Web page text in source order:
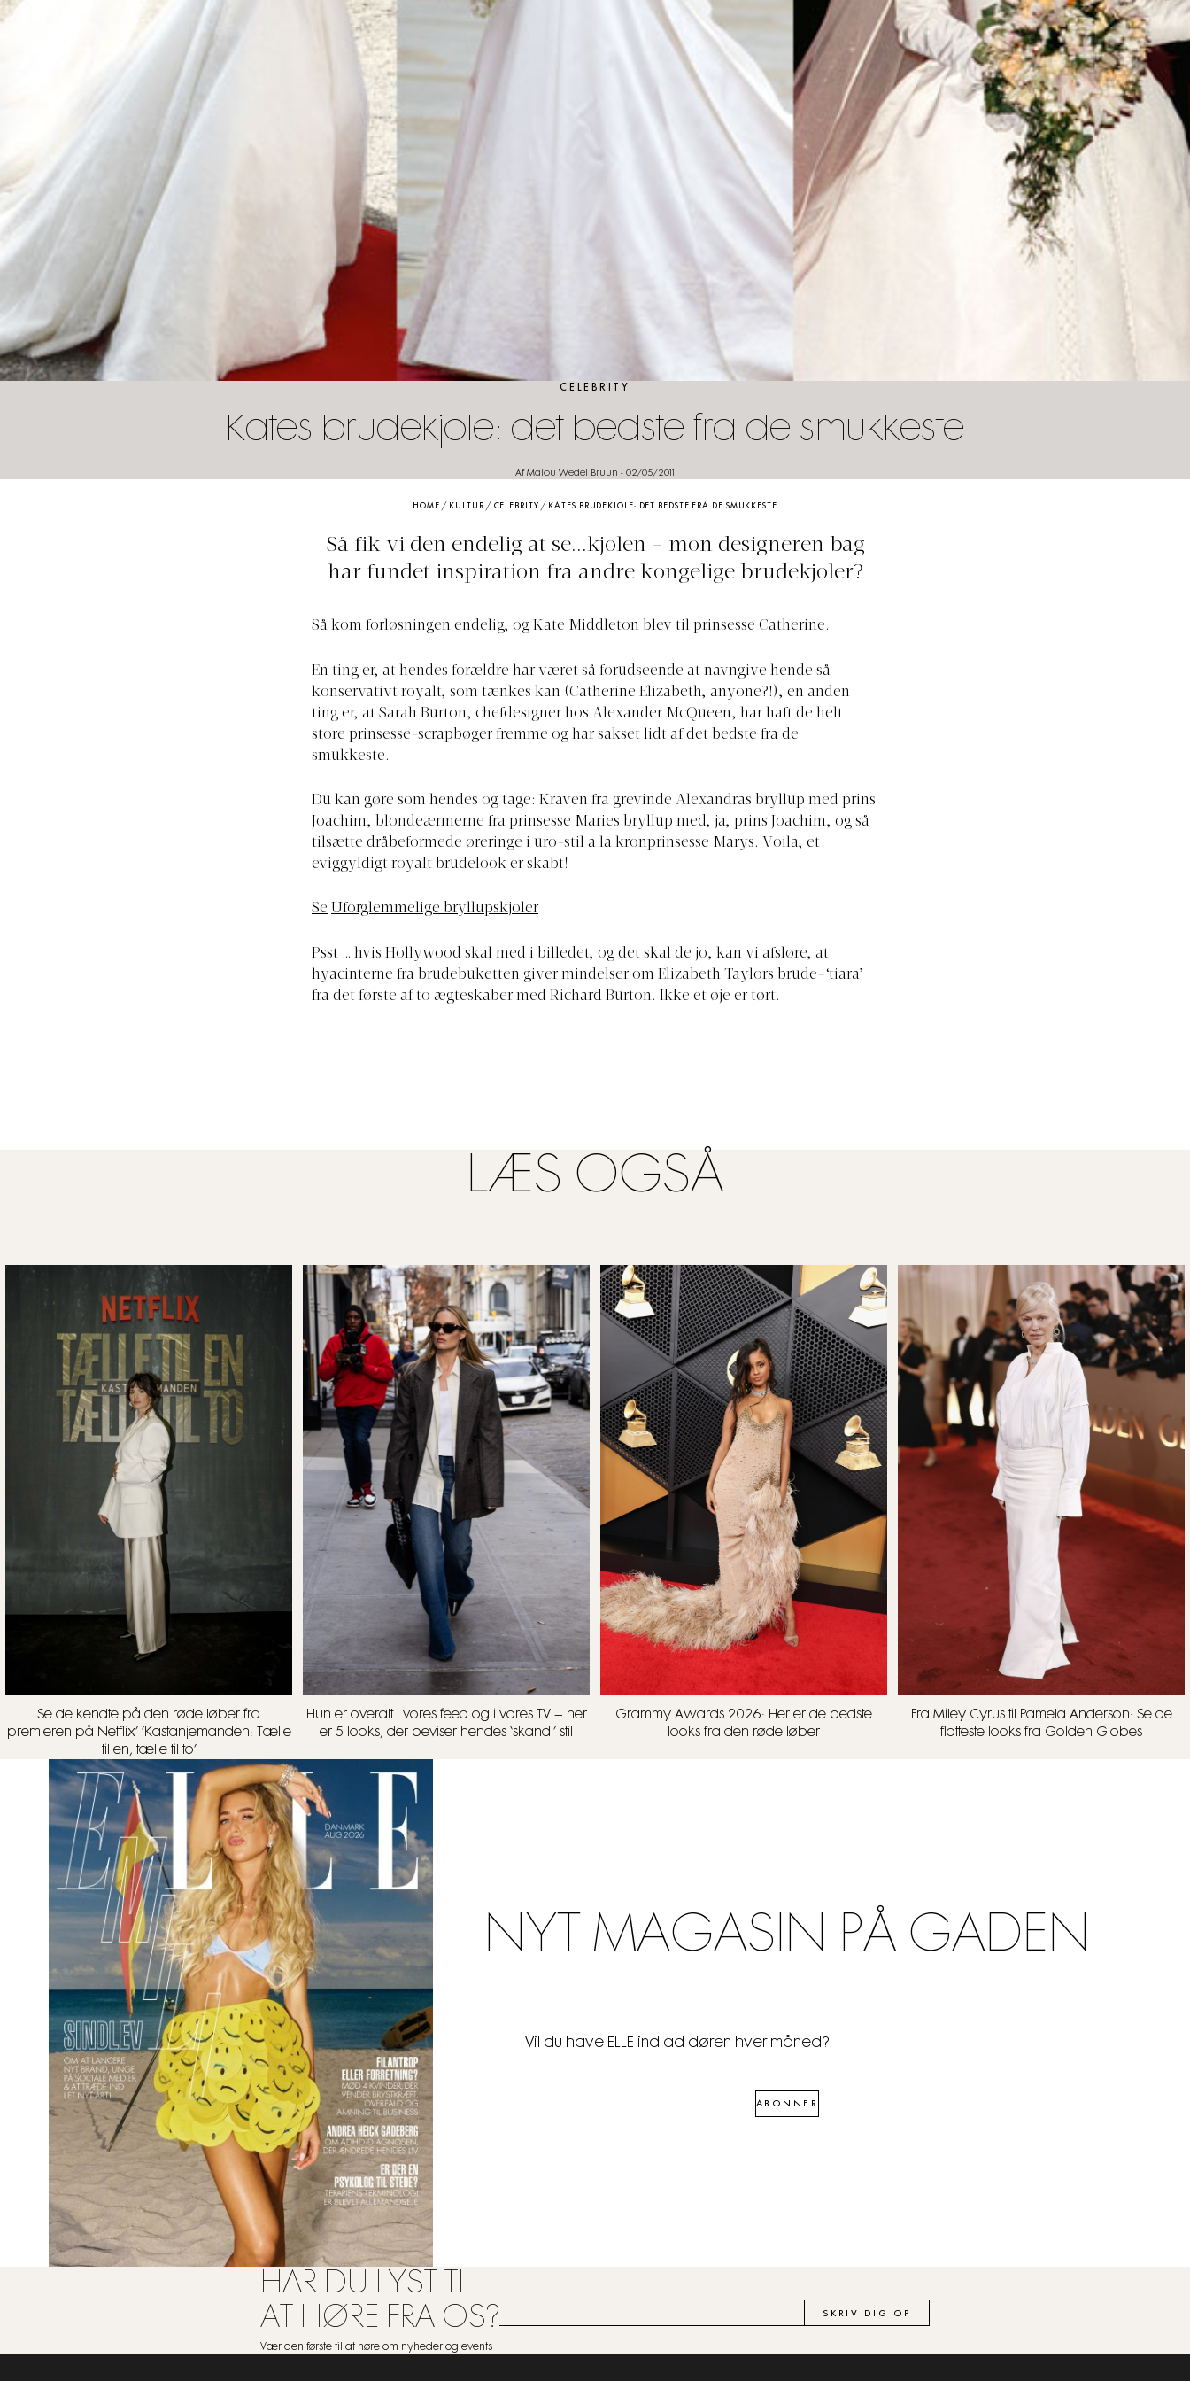
CELEBRITY
Kates brudekjole: det bedste fra de smukkeste
Af Malou Wedel Bruun - 02/05/2011
HOME / KULTUR/ CELEBRITY / KATES BRUDEKJOLE: DET BEDSTE FRA DE SMUKKESTE
Så fik vi den endelig at se...kjolen - mon designeren bag
har fundet inspiration fra andre kongelige brudekjoler?
Så kom forløsningen endelig, og Kate Middleton blev til prinsesse Catherine.
En ting er, at hendes forældre har været så forudseende at navngive hende så
konservativt royalt, som tænkes kan (Catherine Elizabeth, anyone?!), en anden
ting er, at Sarah Burton, chefdesigner hos Alexander McQueen, har haft de helt
store prinsesse-scrapbøger fremme og har sakset lidt af det bedste fra de
smukkeste.
Du kan gøre som hendes og tage: Kraven fra grevinde Alexandras bryllup med prins
Joachim, blondeærmerne fra prinsesse Maries bryllup med, ja, prins Joachim, og så
tilsætte dråbeformede øreringe i uro-stil a la kronprinsesse Marys. Voila, et
eviggyldigt royalt brudelook er skabt!
Se Uforglemmelige bryllupskjoler
Psst … hvis Hollywood skal med i billedet, og det skal de jo, kan vi afsløre, at
hyacinterne fra brudebuketten giver mindelser om Elizabeth Taylors brude-‘tiara’
fra det første af to ægteskaber med Richard Burton. Ikke et øje er tørt.
LÆS OGSÅ
Se de kendte på den røde løber fra
premieren på Netflix’ ’Kastanjemanden: Tælle
til en, tælle til to’
Hun er overalt i vores feed og i vores TV – her
er 5 looks, der beviser hendes ‘skandi’-stil
Grammy Awards 2026: Her er de bedste
looks fra den røde løber
Fra Miley Cyrus til Pamela Anderson: Se de
flotteste looks fra Golden Globes
NYT MAGASIN PÅ GADEN
Vil du have ELLE ind ad døren hver måned?
ABONNER
HAR DU LYST TIL
AT HØRE FRA OS?
Vær den første til at høre om nyheder og events
SKRIV DIG OP